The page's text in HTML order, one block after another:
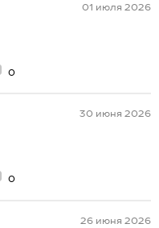
01 июля 2026
0
30 июня 2026
0
26 июня 2026